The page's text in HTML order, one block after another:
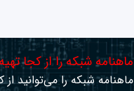
ماهنامه شبکه را از کجا
ماهنامه شبکه را می‌توانید